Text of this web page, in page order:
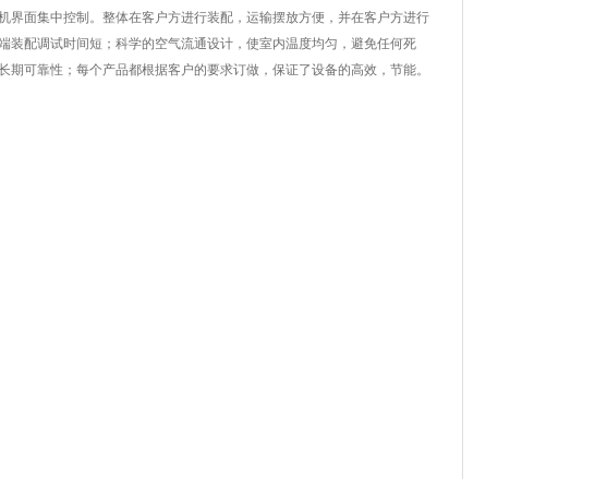
人机界面集中控制。整体在客户方进行装配，运输摆放方便，并在客户方进行
配调试时间短；科学的空气流通设计，使室内温度均匀，避免任何死
可靠性；每个产品都根据客户的要求订做，保证了设备的高效，节能。